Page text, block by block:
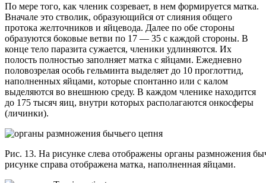
По мере того, как членик созревает, в нем формируется матка.
Вначале это стволик, образующийся от слияния общего
протока желточников и яйцевода. Далее по обе стороны
образуются боковые ветви по 17 — 35 с каждой стороны. В
конце тело паразита сужается, членики удлиняются. Их
полость полностью заполняет матка с яйцами. Ежедневно
половозрелая особь гельминта выделяет до 10 проглоттид,
наполненных яйцами, которые спонтанно или с калом
выделяются во внешнюю среду. В каждом членике находится
до 175 тысяч яиц, внутри которых располагаются онкосферы
(личинки).
Рис. 13. На рисунке слева отображены органы размножения
рисунке справа отображена матка, наполненная яйцами.